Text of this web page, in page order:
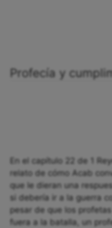
Profecía y
En el capítulo 22 de 1
relato de cómo Acab
que le dieran una
si debería ir a la guerra
pesar de que los
fuera a la batalla, un